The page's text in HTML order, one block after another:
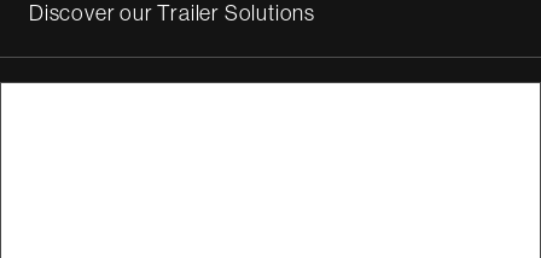
Discover our Trailer Solutions